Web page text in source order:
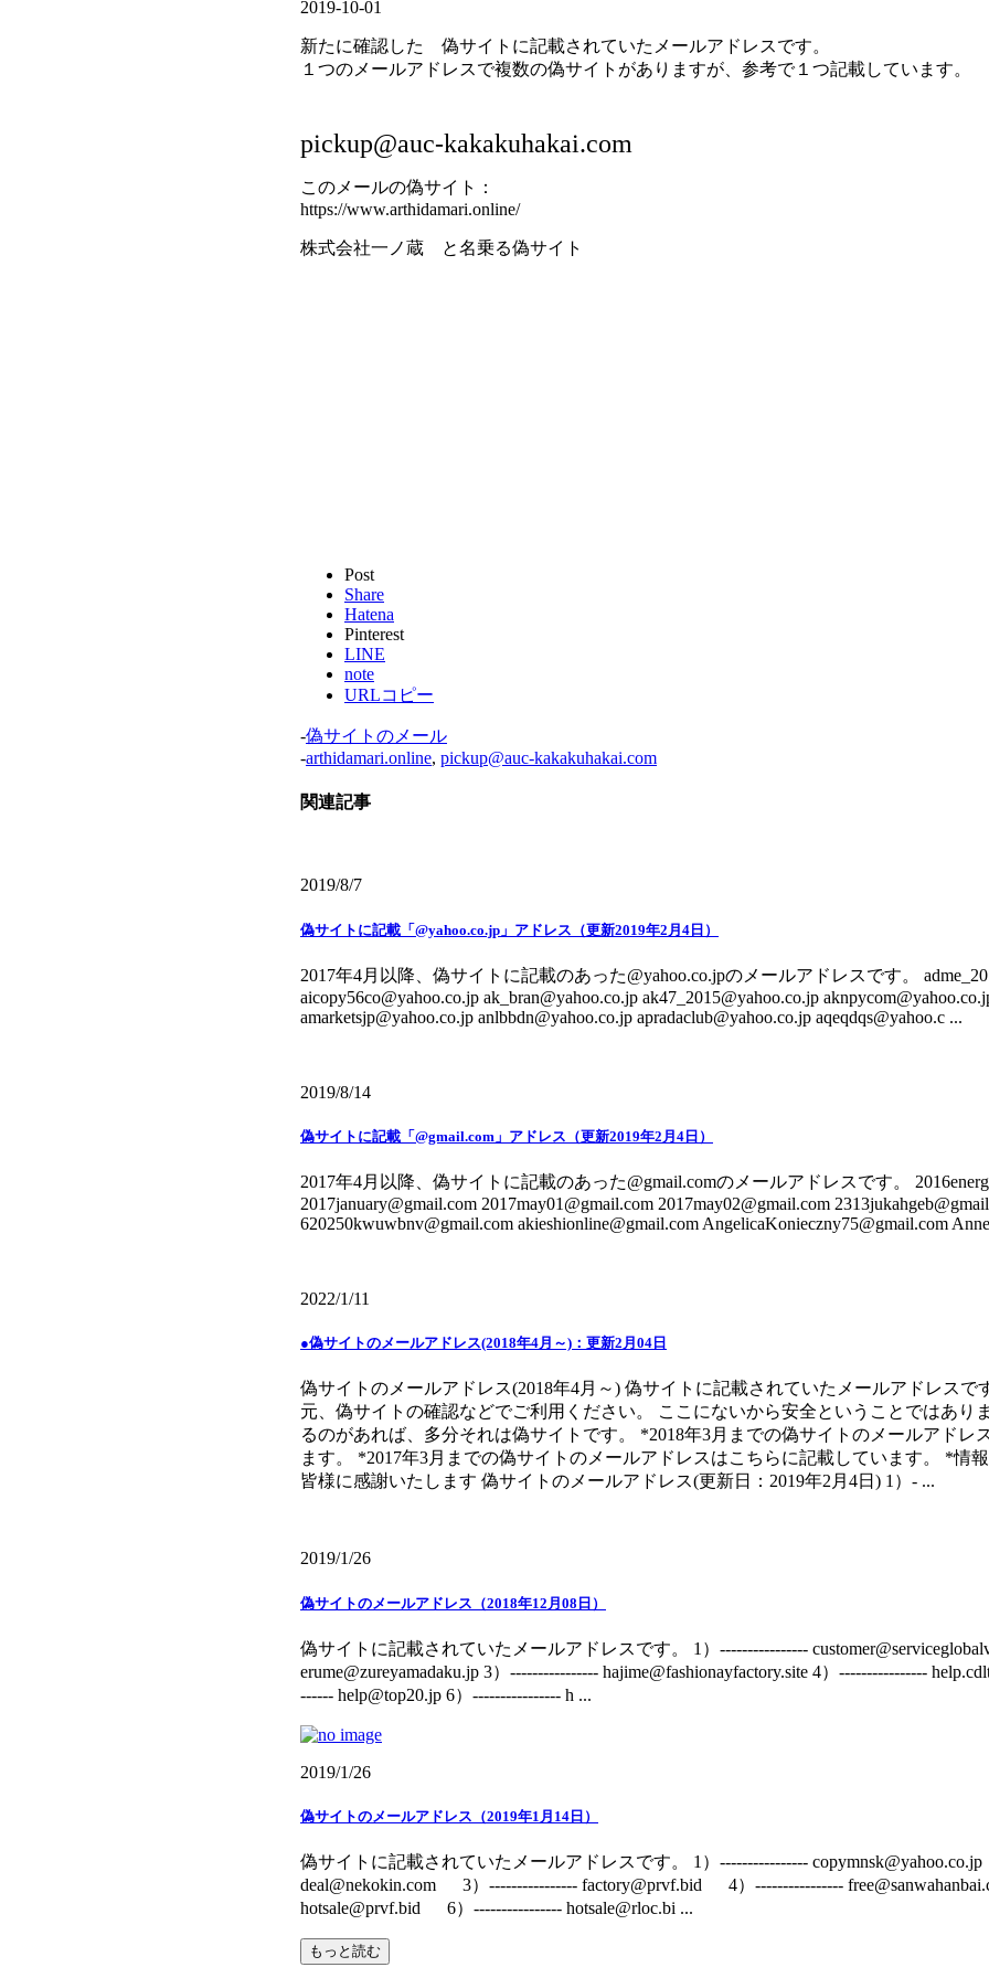
2019-10-01
新たに確認した 偽サイトに記載されていたメールアドレスです。
１つのメールアドレスで複数の偽サイトがありますが、参考で１つ記載しています。
pickup@auc-kakakuhakai.com
このメールの偽サイト：
https://www.arthidamari.online/
株式会社一ノ蔵 と名乗る偽サイト
Post
Share
Hatena
Pinterest
LINE
note
URLコピー
-偽サイトのメール
-arthidamari.online, pickup@auc-kakakuhakai.com
関連記事
2019/8/7
偽サイトに記載「@yahoo.co.jp」アドレス（更新2019年2月4日）
2017年4月以降、偽サイトに記載のあった@yahoo.co.jpのメールアドレスです。
aicopy56co@yahoo.co.jp ak_bran@yahoo.co.jp ak47_2015@yahoo.co.jp
amarketsjp@yahoo.co.jp anlbbdn@yahoo.co.jp apradaclub@yahoo.co.jp aqeqdqs@yahoo.c ...
2019/8/14
偽サイトに記載「@gmail.com」アドレス（更新2019年2月4日）
2017年4月以降、偽サイトに記載のあった@gmail.comのメールアドレスです。
2017january@gmail.com 2017may01@gmail.com 2017may02@gmail.com
620250kwuwbnv@gmail.com akieshionline@gmail.com AngelicaKonieczny75@gmail.com
2022/1/11
●偽サイトのメールアドレス(2018年4月～)：更新2月04日
偽サイトのメールアドレス(2018年4月～) 偽サイトに記載されていたメールアドレスで
元、偽サイトの確認などでご利用ください。 ここにないから安全ということではあり
るのがあれば、多分それは偽サイトです。 *2018年3月までの偽サイトのメールアドレ
ます。 *2017年3月までの偽サイトのメールアドレスはこちらに記載しています。 *情
皆様に感謝いたします 偽サイトのメールアドレス(更新日：2019年2月4日) 1）- ...
2019/1/26
偽サイトのメールアドレス（2018年12月08日）
偽サイトに記載されていたメールアドレスです。 1）----------------
erume@zureyamadaku.jp 3）---------------- hajime@fashionayfactory.site 4）----------------
------ help@top20.jp 6）---------------- h ...
2019/1/26
偽サイトのメールアドレス（2019年1月14日）
偽サイトに記載されていたメールアドレスです。 1）----------------
deal@nekokin.com 3）---------------- factory@prvf.bid 4）----------------
hotsale@prvf.bid 6）---------------- hotsale@rloc.bi ...
もっと読む